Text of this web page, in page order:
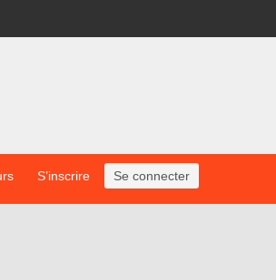
S’inscrire Se connecter